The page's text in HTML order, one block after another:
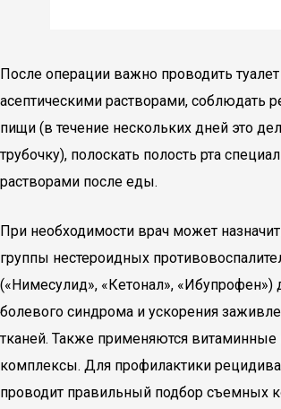
После операции важно проводить
асептическими растворами, соблюдать
пищи (в течение нескольких дней это
трубочку), полоскать полость рта
растворами после еды.
При необходимости врач может
группы нестероидных
(«Нимесулид», «Кетонал»,
болевого синдрома и ускорения
тканей. Также применяются
комплексы. Для профилактики рецидива
проводит правильный подбор съемных